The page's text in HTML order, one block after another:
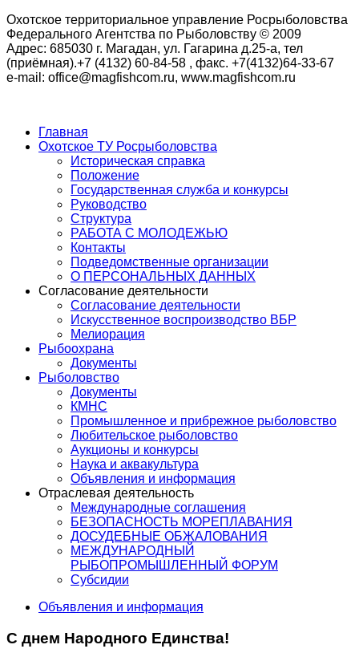
Охотское территориальное управление Росрыболовства
Федерального Агентства по Рыболовству © 2009
Адрес: 685030 г. Магадан, ул. Гагарина д.25-а, тел
(приёмная).+7 (4132) 60-84-58 , факс. +7(4132)64-33-67
e-mail: office@magfishcom.ru, www.magfishcom.ru
Главная
Охотское ТУ Росрыболовства
Историческая справка
Положение
Государственная служба и конкурсы
Руководство
Структура
РАБОТА С МОЛОДЕЖЬЮ
Контакты
Подведомственные организации
О ПЕРСОНАЛЬНЫХ ДАННЫХ
Согласование деятельности
Согласование деятельности
Искусственное воспроизводство ВБР
Мелиорация
Рыбоохрана
Документы
Рыболовство
Документы
КМНС
Промышленное и прибрежное рыболовство
Любительское рыболовство
Аукционы и конкурсы
Наука и аквакультура
Объявления и информация
Отраслевая деятельность
Международные соглашения
БЕЗОПАСНОСТЬ МОРЕПЛАВАНИЯ
ДОСУДЕБНЫЕ ОБЖАЛОВАНИЯ
МЕЖДУНАРОДНЫЙ
РЫБОПРОМЫШЛЕННЫЙ ФОРУМ
Субсидии
Объявления и информация
С днем Народного Единства!